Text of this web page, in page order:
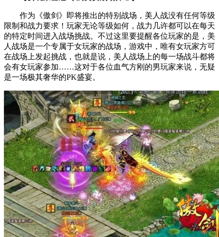
作为《傲剑》即将推出的特别战场，美人战没有任何等级
限制和战力要求！玩家无论等级如何，战力几许都可以在每天
的特定时间进入战场挑战。不过这里要提醒各位玩家的是，美
人战场是一个专属于女玩家的战场，游戏中，唯有女玩家方可
在战场上发起挑战，也就是说，美人战场上的每一场战斗都将
会有女玩家参加……这对于各位血气方刚的男玩家来说，无疑
是一场极其奢华的PK盛宴。